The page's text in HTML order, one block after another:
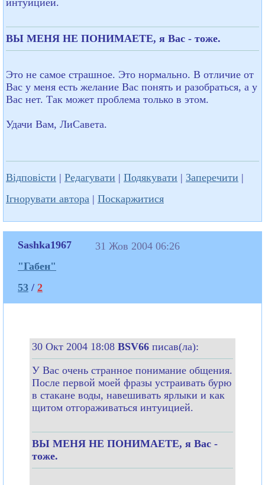
ВЫ МЕНЯ НЕ ПОНИМАЕТЕ, я Вас - тоже.
Это не самое страшное. Это нормально. В отличие от
Вас у меня есть желание Вас понять и разобраться, а у
Вас нет. Так может проблема только в этом.
Удачи Вам, ЛиСавета.
Відповісти | Редагувати | Подякувати | Заперечити |
Ігнорувати автора | Поскаржитися
Sashka1967
"Габен"
53 / 2
31 Жов 2004 06:26
30 Окт 2004 18:08 BSV66 писав(ла):
У Вас очень странное понимание общения.
После первой моей фразы устраивать бурю
в стакане воды, навешивать ярлыки и как
щитом отгораживаться интуицией.
ВЫ МЕНЯ НЕ ПОНИМАЕТЕ, я Вас -
тоже.